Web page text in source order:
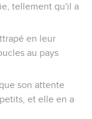
tellement qu'il a
en leur
au pays
son attente
et elle en a